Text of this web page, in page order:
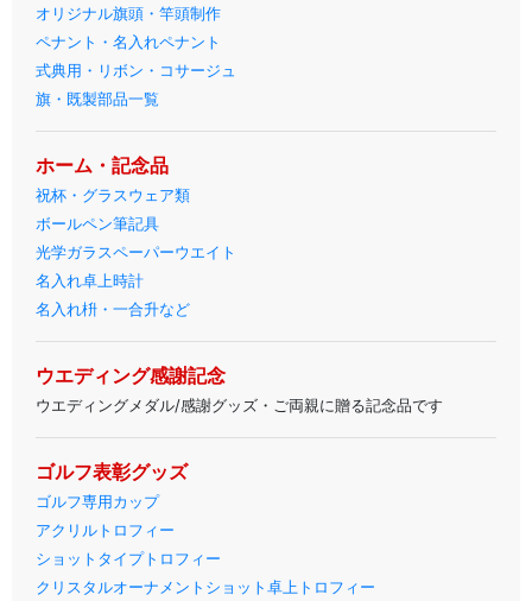
オリジナル旗頭・竿頭制作
ペナント・名入れペナント
式典用・リボン・コサージュ
旗・既製部品一覧
ホーム・記念品
祝杯・グラスウェア類
ボールペン筆記具
光学ガラスペーパーウエイト
名入れ卓上時計
名入れ枡・一合升など
ウエディング感謝記念
ウエディングメダル/感謝グッズ・ご両親に贈る記念品です
ゴルフ表彰グッズ
ゴルフ専用カップ
アクリルトロフィー
ショットタイプトロフィー
クリスタルオーナメントショット卓上トロフィー